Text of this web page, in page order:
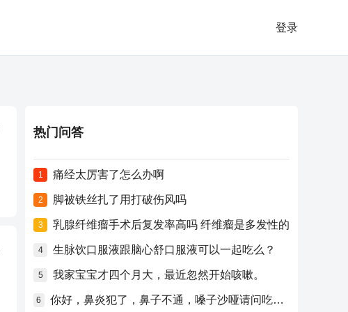
登录
热门问答
1 痛经太厉害了怎么办啊
2 脚被铁丝扎了用打破伤风吗
3 乳腺纤维瘤手术后复发率高吗 纤维瘤是多发性的
4 生脉饮口服液跟脑心舒口服液可以一起吃么？
5 我家宝宝才四个月大，最近忽然开始咳嗽。
6 你好，鼻炎犯了，鼻子不通，嗓子沙哑请问吃什么药比较好？